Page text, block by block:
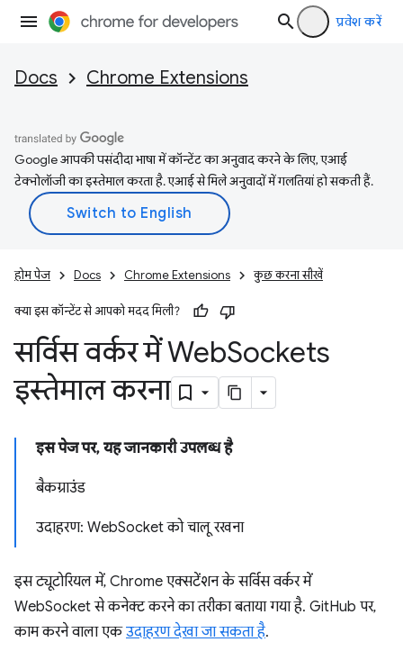
प्रवेश करें
Docs Chrome Extensions
Google आपकी पसंदीदा भाषा में कॉन्टेंट का अनुवाद करने के लिए, एआई
टेक्नोलॉजी का इस्तेमाल करता है. एआई से मिले अनुवादों में गलतियां हो सकती हैं.
होम पेज Docs Chrome Extensions कुछ करना सीखें
क्या इस कॉन्टेंट से आपको मदद मिली?
सर्विस वर्कर में WebSockets
इस्तेमाल करना
इस पेज पर, यह जानकारी उपलब्ध है
बैकग्राउंड
उदाहरण: WebSocket को चालू रखना
इस ट्यूटोरियल में, Chrome एक्सटेंशन के सर्विस वर्कर में
WebSocket से कनेक्ट करने का तरीका बताया गया है. GitHub पर,
काम करने वाला एकउदाहरण देखा जा सकता है.